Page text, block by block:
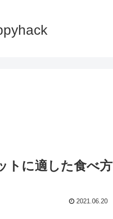
トに適した食べ方
2021.06.20